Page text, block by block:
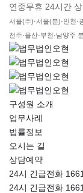
연중무휴 24시간
서울(주)·서울(분)·인천·
전주·울산·부천·남양주
구성원 소개
업무사례
법률정보
오시는 길
상담예약
24시 긴급전화
24시 긴급전화